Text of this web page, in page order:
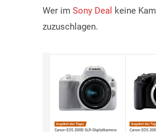
Wer im Sony Deal keine
zuzuschlagen.